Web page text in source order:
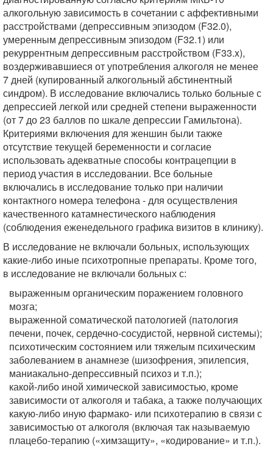
алкогольную зависимость в сочетании с аффективными
расстройствами (депрессивным эпизодом (F32.0),
умеренным депрессивным эпизодом (F32.1) или
рекуррентным депрессивным расстройством (F33.x),
воздерживавшиеся от употребления алкоголя не менее
7 дней (купированный алкогольный абстинентный
синдром). В исследование включались только больные с
депрессией легкой или средней степени выраженности
(от 7 до 23 баллов по шкале депрессии Гамильтона).
Критериями включения для женшин были также
отсутствие текущей беременности и согласие
использовать адекватные способы контрацепции в
период участия в исследовании. Все больные
включались в исследование только при наличии
контактного номера телефона - для осуществления
качественного катамнестического наблюдения
(соблюдения еженедельного графика визитов в клинику).
В исследование не включали больных, использующих
какие-либо иные психотропные препараты. Кроме того,
в исследование не включали больных с:
выраженным органическим поражением головного
мозга;
выраженной соматической патологией (патология
печени, почек, сердечно-сосудистой, нервной системы);
психотическим состоянием или тяжелым психическим
заболеванием в анамнезе (шизофрения, эпилепсия,
маниакально-депрессивный психоз и т.п.);
какой-либо иной химической зависимостью, кроме
зависимости от алкоголя и табака, а также получающих
какую-либо иную фармако- или психотерапию в связи с
зависимостью от алкоголя (включая так называемую
плацебо-терапию («химзащиту», «кодирование» и т.п.).